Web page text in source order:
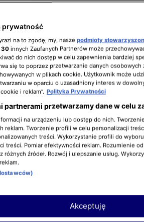
wielkie koty nie potrafią
lepszy wzrok niż
podróżnicy sprawdzą
są największymi
i do czego tak naprawdę
prywatność
na to zgodę, my, nasze podmioty
30 innych Zaufanych Partnerów może
do nich dostęp w celu zapewnienia bardziej
się to poprzez przetwarzanie danych osobowych
w plikach cookie. Użytkownik może
w oparciu o uzasadniony interes w
i reklam”. Polityka Prywatności
partnerami przetwarzamy dane w celu
na urządzeniu lub dostęp do nich.
reklam. Tworzenie profili w celu personalizacji
treści. Wykorzystanie profili do
treści. Pomiar efektywności reklam. Rozumienie
różnych źródeł. Rozwój i ulepszanie usług.
Akceptuję